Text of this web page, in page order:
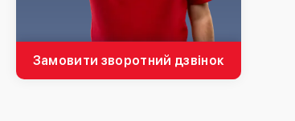
Замовити зворотний дзвінок
2МП IP камера Hikvision
DS-2CD1321G0-I (2.8 мм)
4МП IP камера
DS-2CD1143G2-I (2.8